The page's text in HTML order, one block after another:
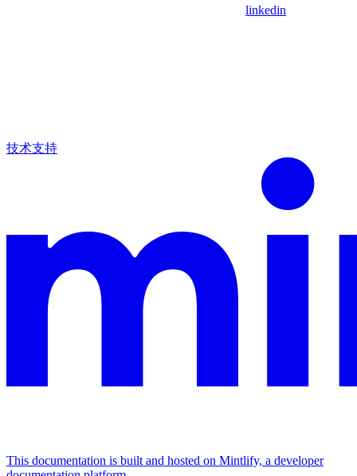
linkedin
技术支持
This documentation is built and hosted on Mintlify, a developer